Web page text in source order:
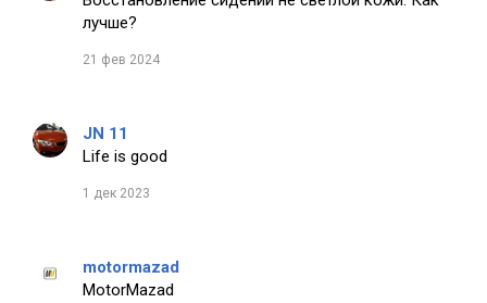
лучше?
21 фев 2024
JN 11
Life is good
1 дек 2023
motormazad
MotorMazad